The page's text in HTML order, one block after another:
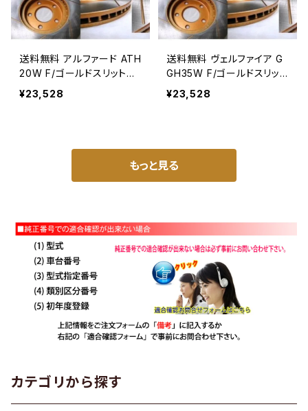
送料無料 アルファード ATH
20W F/ゴールドスリットロ
ーターパッド ディスクパッド
ADVICS/住友
¥23,528
送料無料 ヴェルファイア G
GH35W F/ゴールドスリット
ローターパッド ディスクパ
ッドADVICS/住友
¥23,528
もっと見る
カテゴリから探す